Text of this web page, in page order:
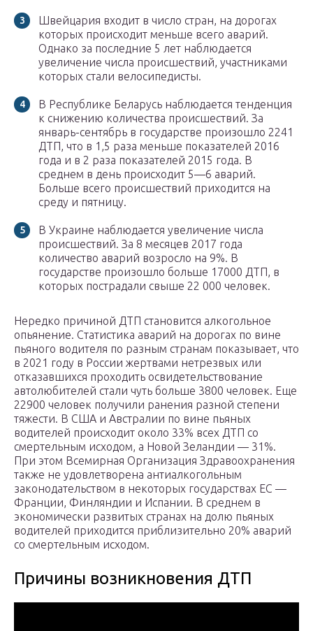
Швейцария входит в число стран, на дорогах
которых происходит меньше всего аварий.
Однако за последние 5 лет наблюдается
увеличение числа происшествий, участниками
которых стали велосипедисты.
В Республике Беларусь наблюдается тенденция
к снижению количества происшествий. За
январь-сентябрь в государстве произошло 2241
ДТП, что в 1,5 раза меньше показателей 2016
года и в 2 раза показателей 2015 года. В
среднем в день происходит 5—6 аварий.
Больше всего происшествий приходится на
среду и пятницу.
В Украине наблюдается увеличение числа
происшествий. За 8 месяцев 2017 года
количество аварий возросло на 9%. В
государстве произошло больше 17000 ДТП, в
которых пострадали свыше 22 000 человек.
Нередко причиной ДТП становится алкогольное
опьянение. Статистика аварий на дорогах по вине
пьяного водителя по разным странам показывает, что
в 2021 году в России жертвами нетрезвых или
отказавшихся проходить освидетельствование
автолюбителей стали чуть больше 3800 человек. Еще
22900 человек получили ранения разной степени
тяжести. В США и Австралии по вине пьяных
водителей происходит около 33% всех ДТП со
смертельным исходом, а Новой Зеландии — 31%.
При этом Всемирная Организация Здравоохранения
также не удовлетворена антиалкогольным
законодательством в некоторых государствах ЕС —
Франции, Финляндии и Испании. В среднем в
экономически развитых странах на долю пьяных
водителей приходится приблизительно 20% аварий
со смертельным исходом.
Причины возникновения ДТП